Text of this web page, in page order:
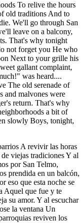
To relive the hours
old traditions And to
We'll go through San
leave on a balcony,
That's why tonight
not forget you He who
Next to your grille his
gallant complaint,
was heard....
The old serenade of
and malvones were
return. That's why
a bit of
slowly Boys, tonight,
A revivir las horas
viejas tradiciones Y al
por San Telmo,
prendida en un balcón,
eso que esta noche se
Aquel que fue y te
su amor. Y al escuchar
la ventana Un
reviven los